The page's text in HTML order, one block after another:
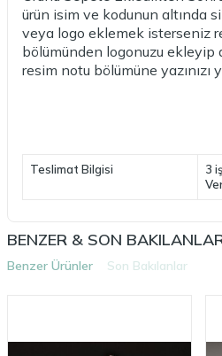
ürün isim ve kodunun altında
veya logo eklemek isterseniz
bölümünden logonuzu ekleyip
resim notu bölümüne yazınızı
Teslimat Bilgisi
3
BENZER & SON
Benzer Ürünler Son Bakılanlar